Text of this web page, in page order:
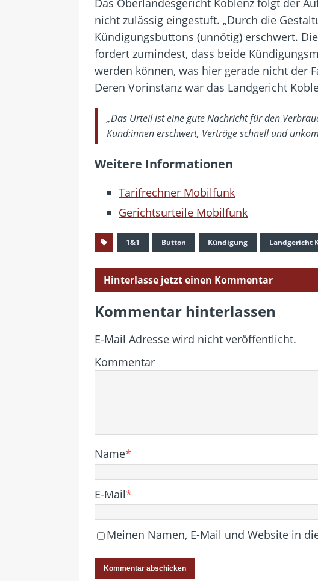
nicht zulässig eingestuft. „Durch die
Kündigungsbuttons (unnötig) erschwert.
fordert zumindest, dass beide
werden können, was hier gerade nicht der
Deren Vorinstanz war das Landgericht
„Das Urteil ist eine gute Nachricht für den
Kund:innen erschwert, Verträge schnell und
Weitere Informationen
Tarifrechner Mobilfunk
Gerichtsurteile Mobilfunk
1&1 Button Kündigung Landgericht
Hinterlasse jetzt einen Kommentar
Kommentar hinterlassen
E-Mail Adresse wird nicht veröffentlicht.
Kommentar
Name*
E-Mail*
Meinen Namen, E-Mail und Website in